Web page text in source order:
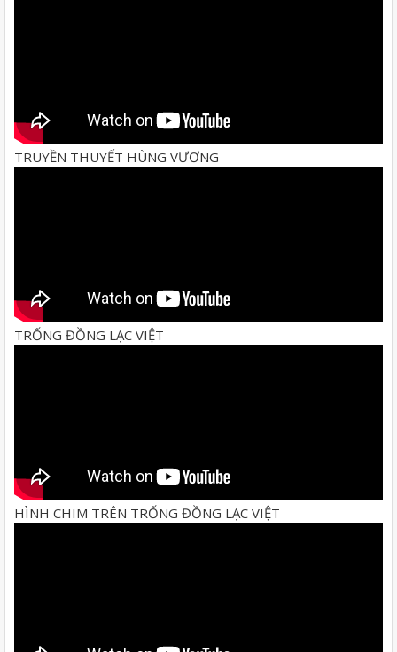
TRUYỀN THUYẾT HÙNG VƯƠNG
TRỐNG ĐỒNG LẠC VIỆT
HÌNH CHIM TRÊN TRỐNG ĐỒNG LẠC VIỆT